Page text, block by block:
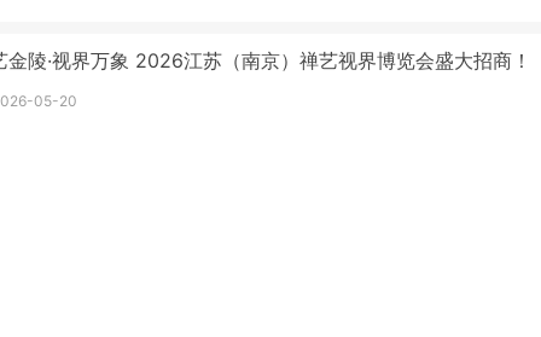
金陵·视界万象 2026江苏（南京）禅艺视界博览会盛大招商！
05-20